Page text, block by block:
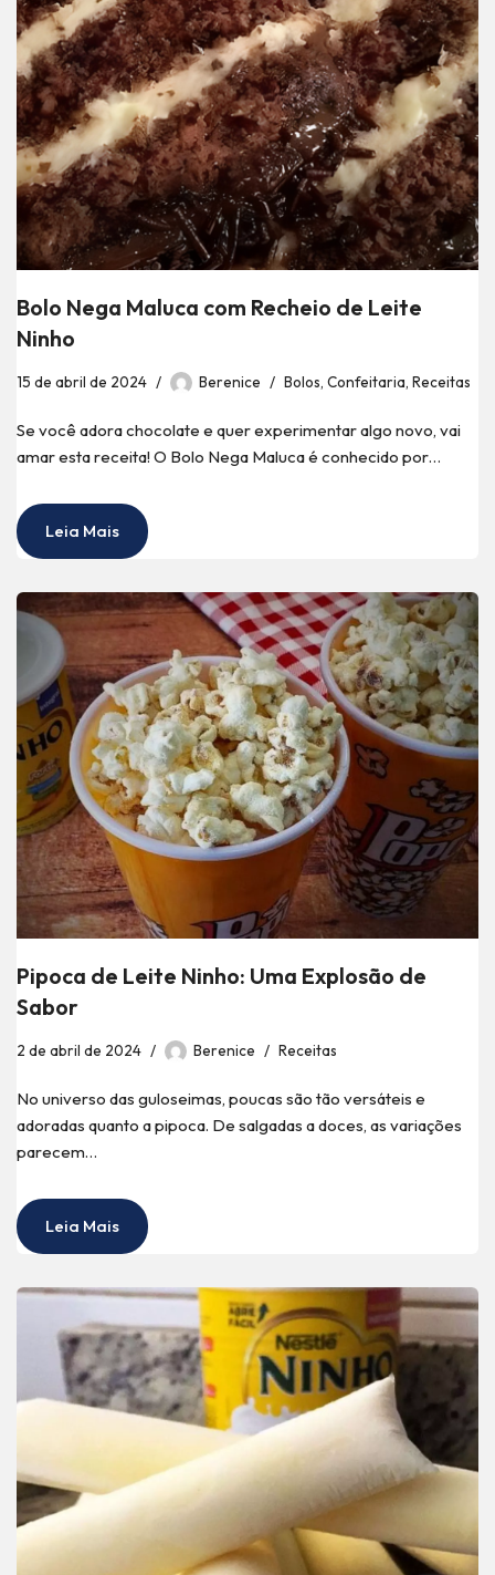
Bolo Nega Maluca com Recheio de Leite
Ninho
15 de abril de 2024 Berenice Bolos, Confeitaria, Receitas
Se você adora chocolate e quer experimentar algo novo, vai
amar esta receita! O Bolo Nega Maluca é conhecido por…
Leia Mais
Pipoca de Leite Ninho: Uma Explosão de
Sabor
2 de abril de 2024 Berenice Receitas
No universo das guloseimas, poucas são tão versáteis e
adoradas quanto a pipoca. De salgadas a doces, as variações
parecem…
Leia Mais